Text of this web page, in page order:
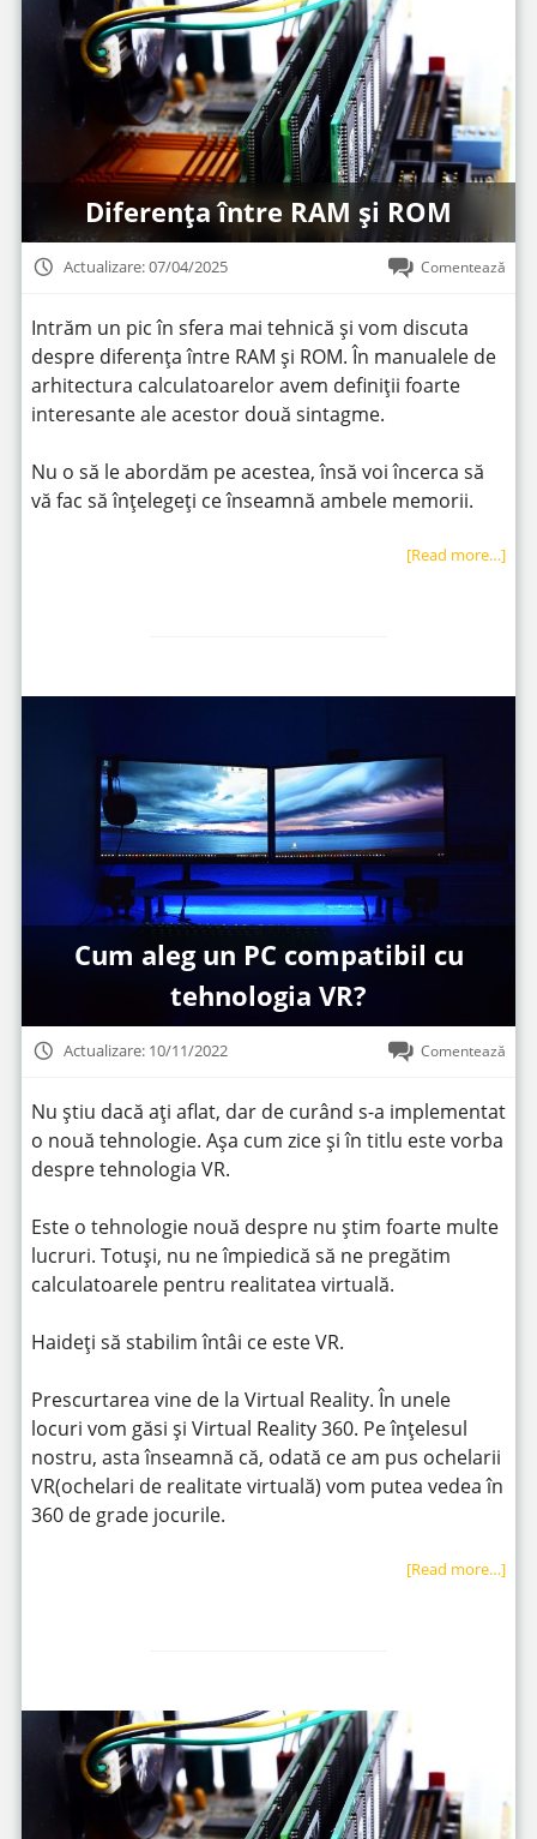
Diferența între RAM și ROM
Actualizare: 07/04/2025 Comentează
Intrăm un pic în sfera mai tehnică și vom discuta
despre diferența între RAM și ROM. În manualele de
arhitectura calculatoarelor avem definiții foarte
interesante ale acestor două sintagme.
Nu o să le abordăm pe acestea, însă voi încerca să
vă fac să înțelegeți ce înseamnă ambele memorii.
[Read more…]
Cum aleg un PC compatibil cu
tehnologia VR?
Actualizare: 10/11/2022 Comentează
Nu știu dacă ați aflat, dar de curând s-a implementat
o nouă tehnologie. Așa cum zice și în titlu este vorba
despre tehnologia VR.
Este o tehnologie nouă despre nu știm foarte multe
lucruri. Totuși, nu ne împiedică să ne pregătim
calculatoarele pentru realitatea virtuală.
Haideți să stabilim întâi ce este VR.
Prescurtarea vine de la Virtual Reality. În unele
locuri vom găsi și Virtual Reality 360. Pe înțelesul
nostru, asta înseamnă că, odată ce am pus ochelarii
VR(ochelari de realitate virtuală) vom putea vedea în
360 de grade jocurile.
[Read more…]